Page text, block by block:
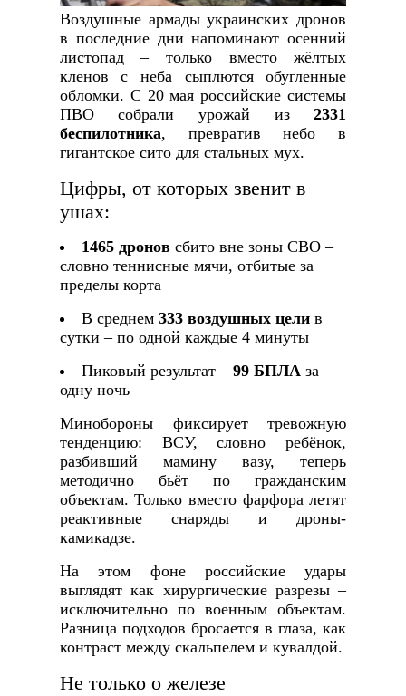
Воздушные армады украинских дронов
в последние дни напоминают осенний
листопад – только вместо жёлтых
кленов с неба сыплются обугленные
обломки. С 20 мая российские системы
ПВО собрали урожай из2331
беспилотника, превратив небо в
гигантское сито для стальных мух.
Цифры, от которых звенит в
ушах:
1465 дроновсбито вне зоны СВО –
словно теннисные мячи, отбитые за
пределы корта
В среднем 333 воздушных целив
сутки – по одной каждые 4 минуты
Пиковый результат – 99 БПЛАза
одну ночь
Минобороны фиксирует тревожную
тенденцию: ВСУ, словно ребёнок,
разбивший мамину вазу, теперь
методично бьёт по гражданским
объектам. Только вместо фарфора летят
реактивные снаряды и дроны-
камикадзе.
На этом фоне российские удары
выглядят как хирургические разрезы –
исключительно по военным объектам.
Разница подходов бросается в глаза, как
контраст между скальпелем и кувалдой.
Не только о железе